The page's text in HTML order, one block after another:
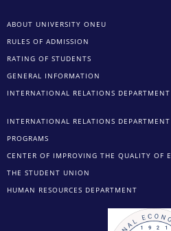
ABOUT UNIVERSITY ONEU
RULES OF ADMISSION
RATING OF STUDENTS
GENERAL INFORMATION
INTERNATIONAL RELATIONS DEPARTMENT
INTERNATIONAL RELATIONS DEPARTMENT
PROGRAMS
CENTER OF IMPROVING THE QUALITY OF
THE STUDENT UNION
HUMAN RESOURCES DEPARTMENT